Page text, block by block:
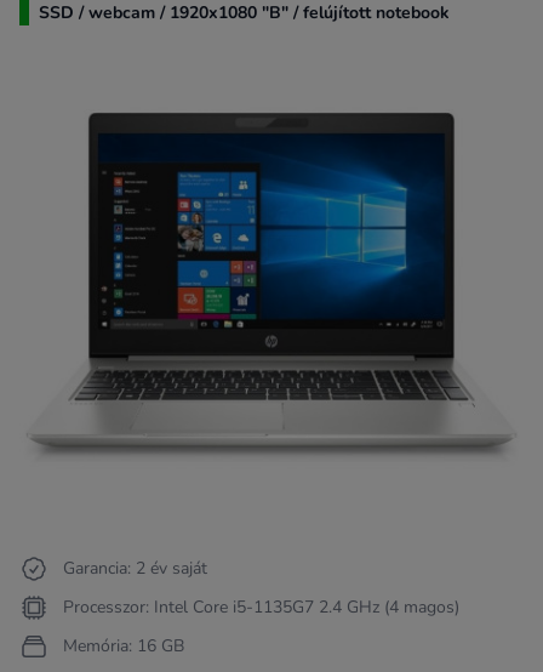
SSD / webcam / 1920x1080 "B" / felújított notebook
Garancia: 2 év saját
Processzor: Intel Core i5-1135G7 2.4 GHz (4 magos)
Memória: 16 GB